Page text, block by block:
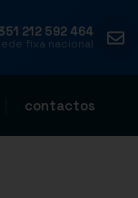
212 592 464
fixa nacional
contactos